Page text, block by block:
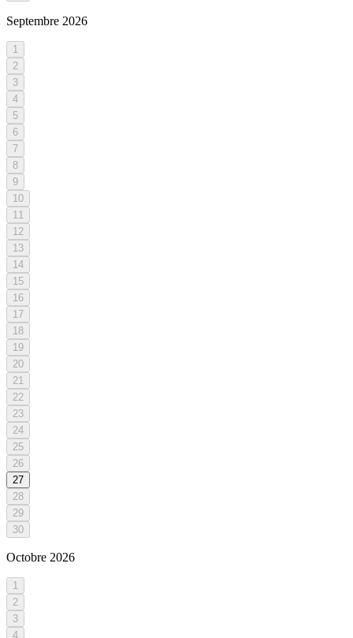
Septembre 2026
1
2
3
4
5
6
7
8
9
10
11
12
13
14
15
16
17
18
19
20
21
22
23
24
25
26
27
28
29
30
Octobre 2026
1
2
3
4